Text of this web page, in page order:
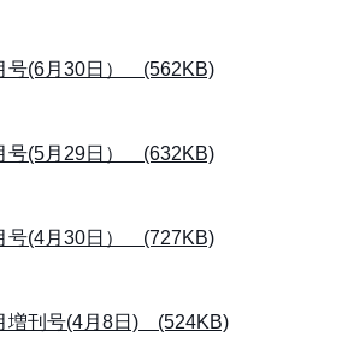
号(6月30日） (562KB)
号(5月29日） (632KB)
号(4月30日） (727KB)
増刊号(4月8日) (524KB)